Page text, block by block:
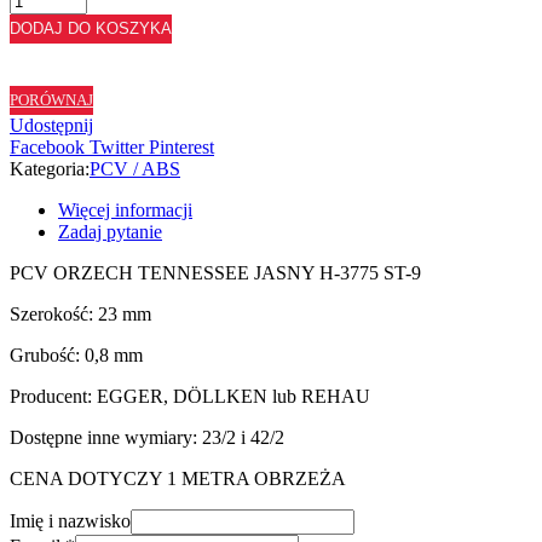
ABS
ORZECH
JASNY
H3775
ST9
-
23/0,8
DODAJ DO KOSZYKA
PORÓWNAJ
Udostępnij
Facebook Twitter Pinterest
Kategoria:PCV / ABS
Więcej informacji
Zadaj pytanie
PCV ORZECH TENNESSEE JASNY H-3775 ST-9
Szerokość: 23 mm
Grubość: 0,8 mm
Producent: EGGER, DÖLLKEN lub REHAU
Dostępne inne wymiary: 23/2 i 42/2
CENA DOTYCZY 1 METRA OBRZEŻA
Imię i nazwisko